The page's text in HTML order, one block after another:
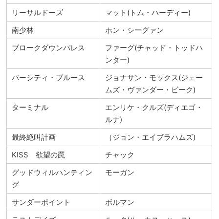
リーサルドーズ
マット(トム・ハーディー)
南少林
ホン・シーグァン
ブロークダウンパレス
ファーグ(チャッド・トッドハ
ンター)
バーシティ・ブルース
ジョナサン・モックス(ジェー
ムズ・ヴァンダー・ビーク)
ターミナル
エンリケ・クルズ(ディエゴ・
ルナ)
最終絶叫計画
（ジョン・エイブラハムズ)
KISS 欲望の罠
チャック
グッドウィルハンティン
グ
モーガン
サンダーポイント
ボルマン